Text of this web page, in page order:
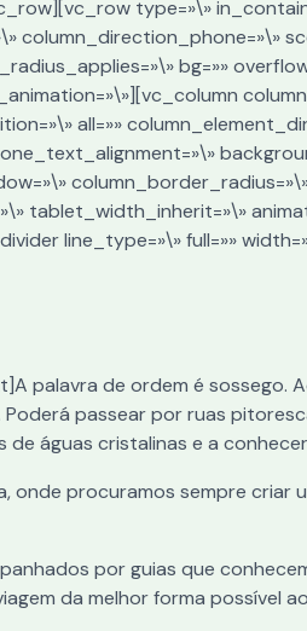
type=»\»
column_direction_phone=»\»
bg=»»
all=»»
tablet_width_inherit=»\»
line_type=»\» full=»»
palavra de ordem é sossego.
passear por ruas
águas cristalinas e a
procuramos sempre criar
por guias que
da melhor forma possível